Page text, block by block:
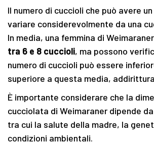
Il numero di cuccioli che può avere
variare considerevolmente da una
In media, una femmina di
tra 6 e 8 cuccioli, ma possono
numero di cuccioli può essere
superiore a questa media,
È importante considerare che la
cucciolata di Weimaraner dipende da
tra cui la salute della madre, la
condizioni ambientali.